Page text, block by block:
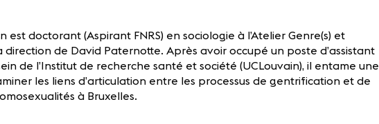
est doctorant (Aspirant FNRS) en sociologie à l’Atelier Genre(s) et
direction de David Paternotte. Après avoir occupé un poste d’assistant
de l’Institut de recherche santé et société (UCLouvain), il entame une
les liens d’articulation entre les processus de gentrification et de
à Bruxelles.